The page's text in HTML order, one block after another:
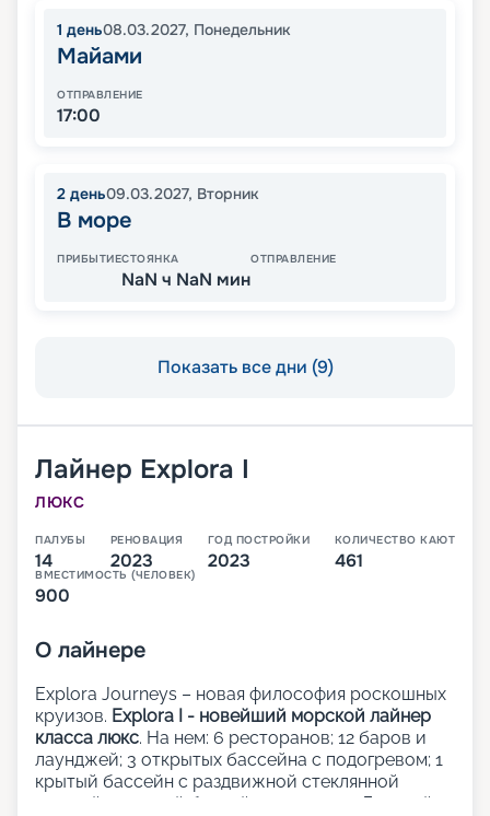
1 день08.03.2027, Понедельник
Майами
ОТПРАВЛЕНИЕ
17:00
2 день09.03.2027, Вторник
В море
ПРИБЫТИЕСТОЯНКА
NaN ч NaN мин
ОТПРАВЛЕНИЕ
Показать все дни (9)
Лайнер Explora I
ЛЮКС
ПАЛУБЫ
14
РЕНОВАЦИЯ
2023
ГОД ПОСТРОЙКИ
2023
КОЛИЧЕСТВО КАЮТ
461
ВМЕСТИМОСТЬ (ЧЕЛОВЕК)
900
О лайнере
Explora Journeys – новая философия роскошных
круизов. Explora I - новейший морской лайнер
класса люкс. На нем: 6 ресторанов; 12 баров и
лаунджей; 3 открытых бассейна с подогревом; 1
крытый бассейн с раздвижной стеклянной
крышей; 1 крытый бассейн; 5 джакузи; Детский